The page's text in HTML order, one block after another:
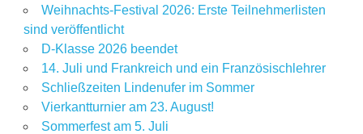
Weihnachts-Festival 2026: Erste Teilnehmerlisten
sind veröffentlicht
D-Klasse 2026 beendet
14. Juli und Frankreich und ein Französischlehrer
Schließzeiten Lindenufer im Sommer
Vierkantturnier am 23. August!
Sommerfest am 5. Juli